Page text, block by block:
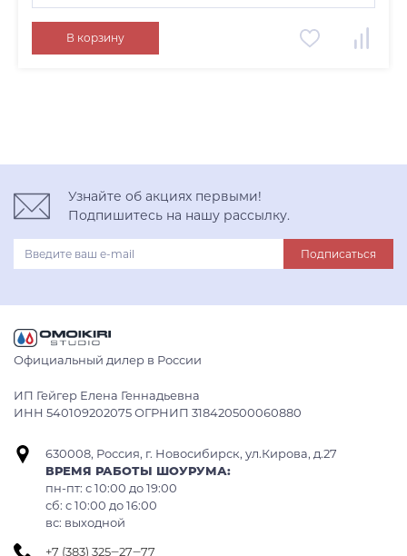
графит
нержавеющая сталь
В корзину
Узнайте об акциях первыми!
Подпишитесь на нашу рассылку.
Подписаться
Официальный дилер в России
ИП Гейгер Елена Геннадьевна
ИНН 540109202075 ОГРНИП 318420500060880
630008, Россия, г. Новосибирск, ул.Кирова, д.27
ВРЕМЯ РАБОТЫ ШОУРУМА:
пн-пт: с 10:00 до 19:00
сб: c 10:00 до 16:00
вс: выходной
+7 (383) 325‒27‒77